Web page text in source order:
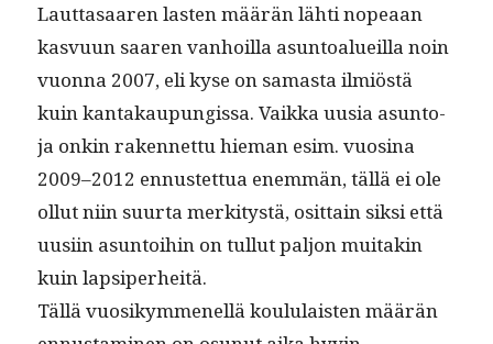
Laut­tasaaren las­ten määrän lähti nopeaan
kasvu­un saaren van­hoil­la asun­toalueil­la noin
vuon­na 2007, eli kyse on samas­ta ilmiöstä
kuin kan­takaupungis­sa. Vaik­ka uusia asun­to­
ja onkin raken­net­tu hie­man esim. vuosi­na
2009–2012 ennustet­tua enem­män, täl­lä ei ole
ollut niin suur­ta merk­i­tys­tä, osit­tain sik­si että
uusi­in asun­toi­hin on tul­lut paljon muitakin
kuin lapsiperheitä.
Täl­lä vuosikymmenel­lä koul­u­lais­ten määrän